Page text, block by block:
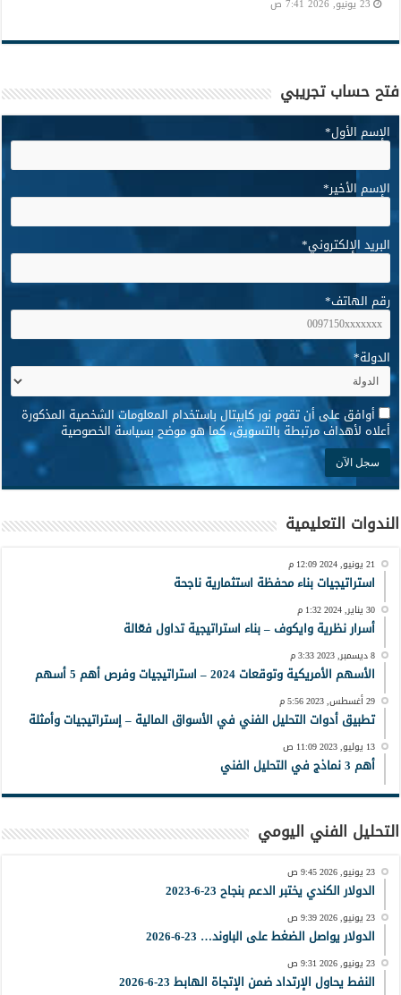
23 يونيو, 2026 7:41 ص
فتح حساب تجريبي
الإسم الأول*
الإسم الأخير*
البريد الإلكتروني*
رقم الهاتف*
الدولة*
* أوافق على أن تقوم نور كابيتال باستخدام المعلومات الشخصية المذكورة
أعلاه لأهداف مرتبطة بالتسويق، كما هو موضح بسياسة الخصوصية
الندوات التعليمية
21 يونيو, 2024 12:09 م
استراتيجيات بناء محفظة استثمارية ناجحة
30 يناير, 2024 1:32 م
أسرار نظرية وايكوف – بناء استراتيجية تداول فعّالة
8 ديسمبر, 2023 3:33 م
الأسهم الأمريكية وتوقعات 2024 – استراتيجيات وفرص أهم 5 أسهم
29 أغسطس, 2023 5:56 م
تطبيق أدوات التحليل الفني في الأسواق المالية – إستراتيجيات وأمثلة
13 يوليو, 2023 11:09 ص
أهم 3 نماذج في التحليل الفني
التحليل الفني اليومي
23 يونيو, 2026 9:45 ص
الدولار الكندي يختبر الدعم بنجاح 23-6-2023
23 يونيو, 2026 9:39 ص
الدولار يواصل الضغط على الباوند… 23-6-2026
23 يونيو, 2026 9:31 ص
النفط يحاول الإرتداد ضمن الإتجاة الهابط 23-6-2026